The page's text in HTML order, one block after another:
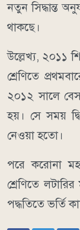
নতুন সিদ্ধান্ত
থাকছে।
উল্লেখ্য, ২০১১
শ্রেণিতে
২০১২ সালে
হয়। সে সময়
নেওয়া হতো।
পরে করোনা
শ্রেণিতে
পদ্ধতিতে ভর্তি